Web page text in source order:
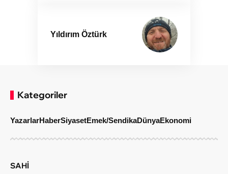
Yıldırım Öztürk
Kategoriler
YazarlarHaberSiyasetEmek/SendikaDünyaEkonomi
SAHİ